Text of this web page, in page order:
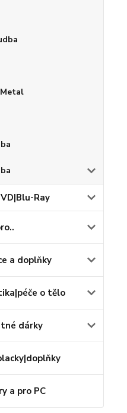
Ray
a doplňky
o tělo
dárky
a pro PC